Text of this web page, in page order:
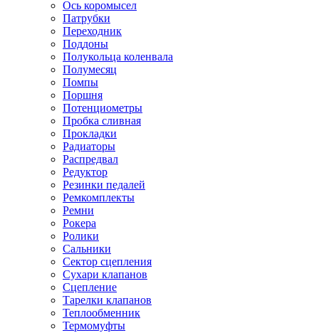
Ось коромысел
Патрубки
Переходник
Поддоны
Полукольца коленвала
Полумесяц
Помпы
Поршня
Потенциометры
Пробка сливная
Прокладки
Радиаторы
Распредвал
Редуктор
Резинки педалей
Ремкомплекты
Ремни
Рокера
Ролики
Сальники
Сектор сцепления
Сухари клапанов
Сцепление
Тарелки клапанов
Теплообменник
Термомуфты